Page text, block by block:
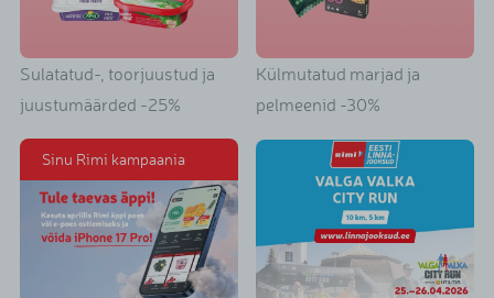
Sulatatud-, toorjuustud ja
juustumäärded -25%
Külmutatud marjad ja
pelmeenid -30%
Sinu Rimi kampaania